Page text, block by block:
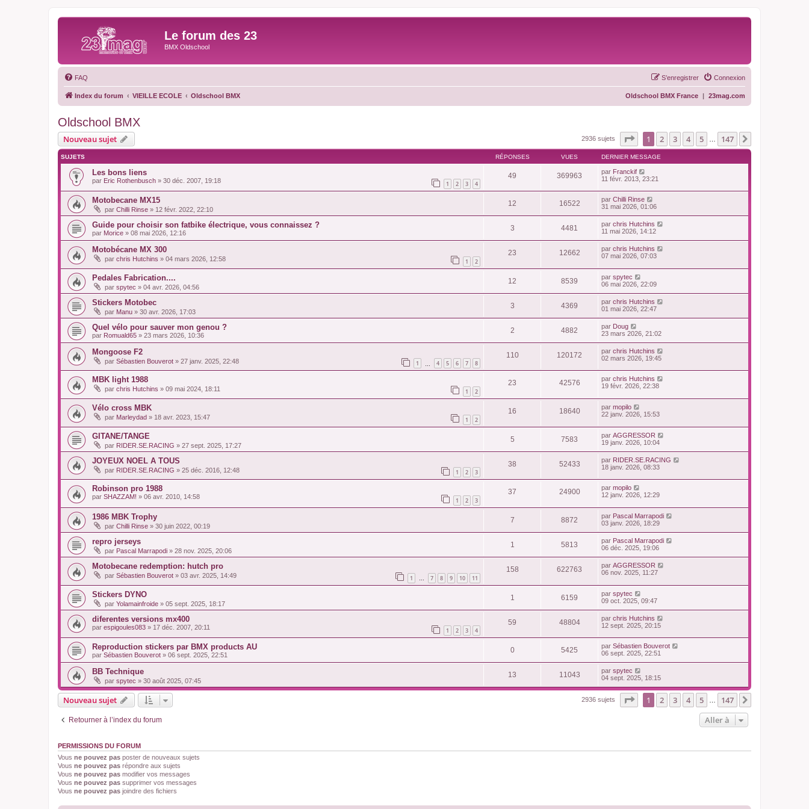
Le forum des 23
BMX Oldschool
FAQ Connexion
S’enregistrer
Index du forum VIEILLE ECOLE Oldschool BMX 23mag.com
|
Oldschool BMX France
Oldschool BMX
Nouveau sujet 2936 sujets Page sur147
1 2 3 4 5 147
SUJETS RÉPONSES VUES DERNIER MESSAGE
Les bons liens
par Eric Rothenbusch » 30 déc. 2007, 19:18 1 2 3 4
49 369963 par Franckif
11 févr. 2013, 23:21
Motobecane MX15
par Chilli Rinse » 12 févr. 2022, 22:10
12 16522 par Chilli Rinse
31 mai 2026, 01:06
Guide pour choisir son fatbike électrique, vous connaissez ?
par Morice » 08 mai 2026, 12:16
3 4481 par chris Hutchins
11 mai 2026, 14:12
Motobécane MX 300
par chris Hutchins » 04 mars 2026, 12:58 1 2
23 12662 par chris Hutchins
07 mai 2026, 07:03
Pedales Fabrication....
par spytec » 04 avr. 2026, 04:56
12 8539 par spytec
06 mai 2026, 22:09
Stickers Motobec
par Manu » 30 avr. 2026, 17:03
3 4369 par chris Hutchins
01 mai 2026, 22:47
Quel vélo pour sauver mon genou ?
par Romuald65 » 23 mars 2026, 10:36
2 4882 par Doug
23 mars 2026, 21:02
Mongoose F2
par Sébastien Bouverot » 27 janv. 2025, 22:48 1 4 5 6 7 8
110 120172 par chris Hutchins
02 mars 2026, 19:45
MBK light 1988
par chris Hutchins » 09 mai 2024, 18:11 1 2
23 42576 par chris Hutchins
19 févr. 2026, 22:38
Vélo cross MBK
par Marleydad » 18 avr. 2023, 15:47 1 2
16 18640 par mopilo
22 janv. 2026, 15:53
GITANE/TANGE
par RIDER.SE.RACING » 27 sept. 2025, 17:27
5 7583 par AGGRESSOR
19 janv. 2026, 10:04
JOYEUX NOEL A TOUS
par RIDER.SE.RACING » 25 déc. 2016, 12:48 1 2 3
38 52433 par RIDER.SE.RACING
18 janv. 2026, 08:33
Robinson pro 1988
par SHAZZAM! » 06 avr. 2010, 14:58 1 2 3
37 24900 par mopilo
12 janv. 2026, 12:29
1986 MBK Trophy
par Chilli Rinse » 30 juin 2022, 00:19
7 8872 par Pascal Marrapodi
03 janv. 2026, 18:29
repro jerseys
par Pascal Marrapodi » 28 nov. 2025, 20:06
1 5813 par Pascal Marrapodi
06 déc. 2025, 19:06
Motobecane redemption: hutch pro
par Sébastien Bouverot » 03 avr. 2025, 14:49 1 … 7 8 9 10 11
158 622763 par AGGRESSOR
06 nov. 2025, 11:27
Stickers DYNO
par Yolamainfroide » 05 sept. 2025, 18:17
1 6159 par spytec
09 oct. 2025, 09:47
diferentes versions mx400
par espigoules083 » 17 déc. 2007, 20:11 1 2 3 4
59 48804 par chris Hutchins
12 sept. 2025, 20:15
Reproduction stickers par BMX products AU
par Sébastien Bouverot » 06 sept. 2025, 22:51
0 5425 par Sébastien Bouverot
06 sept. 2025, 22:51
BB Technique
par spytec » 30 août 2025, 07:45
13 11043 par spytec
04 sept. 2025, 18:15
Nouveau sujet 2936 sujets Page sur147
1 2 3 4 5 147
Retourner à l’index du forum Aller à
PERMISSIONS DU FORUM
Vous ne pouvez pas poster de nouveaux sujets
Vous ne pouvez pas répondre aux sujets
Vous ne pouvez pas modifier vos messages
Vous ne pouvez pas supprimer vos messages
Vous ne pouvez pas joindre des fichiers